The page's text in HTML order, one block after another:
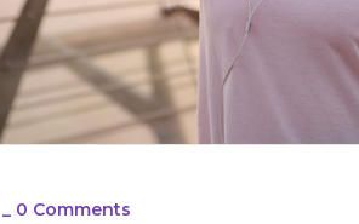
_ 0 Comments